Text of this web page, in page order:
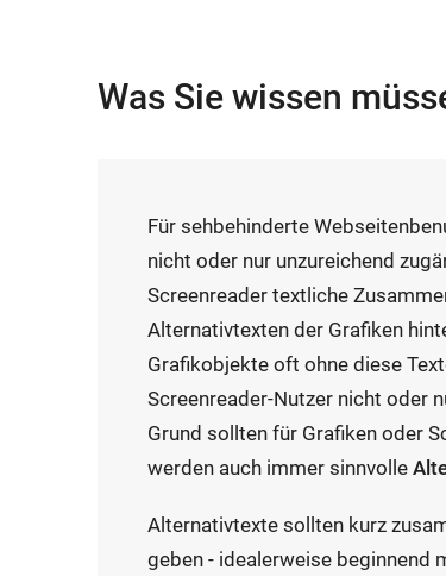
Was Sie wissen
Für sehbehinderte
nicht oder nur unzureichend
Screenreader textliche
Alternativtexten der Grafiken
Grafikobjekte oft ohne diese
Screenreader-Nutzer nicht oder
Grund sollten für Grafiken oder
werden auch immer sinnvolle
Alternativtexte sollten kurz
geben - idealerweise beginnend